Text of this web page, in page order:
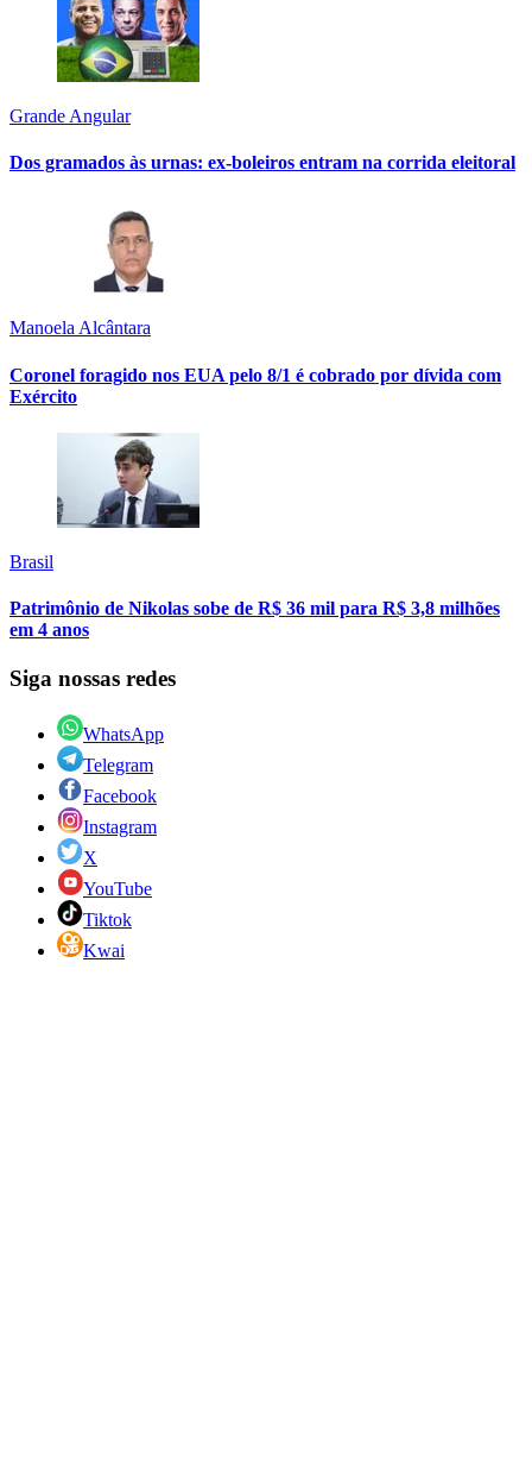
Grande Angular
Dos gramados às urnas: ex-boleiros entram na corrida eleitoral
Manoela Alcântara
Coronel foragido nos EUA pelo 8/1 é cobrado por dívida com
Exército
Brasil
Patrimônio de Nikolas sobe de R$ 36 mil para R$ 3,8 milhões
em 4 anos
Siga nossas redes
WhatsApp
Telegram
Facebook
Instagram
X
YouTube
Tiktok
Kwai